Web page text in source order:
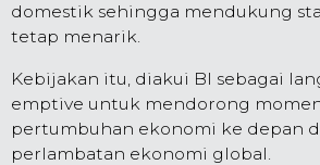
domestik sehingga mendukung
tetap menarik.
Kebijakan itu, diakui BI sebagai
emptive untuk mendorong
pertumbuhan ekonomi ke depan
perlambatan ekonomi global.